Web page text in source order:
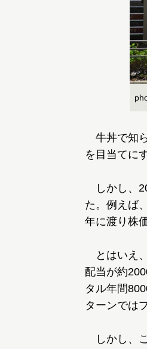
牛丼で知
を目当てに
しかし、
た。例えば
年に渡り株
とはいえ
配当が約
タル年間
ターンでは
しかし、